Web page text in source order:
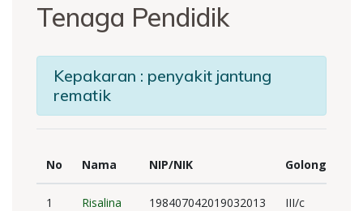
Tenaga Pendidik
Kepakaran : penyakit jantung
rematik
No Nama NIP/NIK Golongan
1
Risalina
198407042019032013 III/c